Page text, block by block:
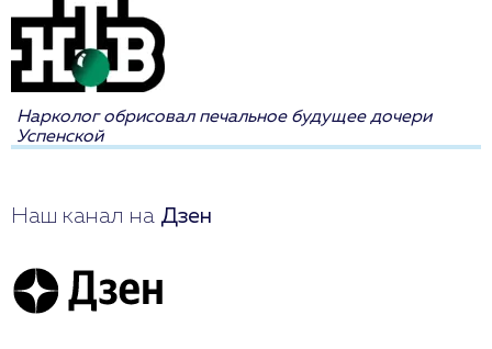
Нарколог обрисовал печальное будущее дочери
Успенской
Наш канал на Дзен